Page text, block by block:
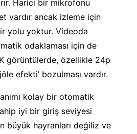
Harici bir mikrofonu
vardır ancak izleme için
yolu yoktur. Videoda
odaklaması için de
görüntülerde, özellikle 24p
efekti’ bozulması vardır.
kolay bir otomatik
iyi bir giriş seviyesi
büyük hayranları değiliz ve